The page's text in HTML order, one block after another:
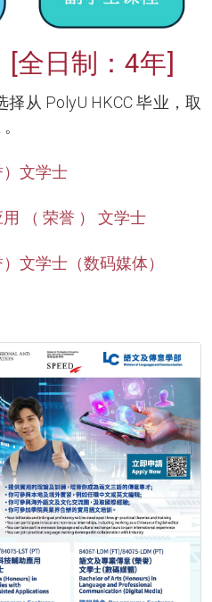
日制：4年]
从 PolyU HKCC 毕业，取
。
文学士
（ 荣誉 ） 文学士
文学士（数码媒体）